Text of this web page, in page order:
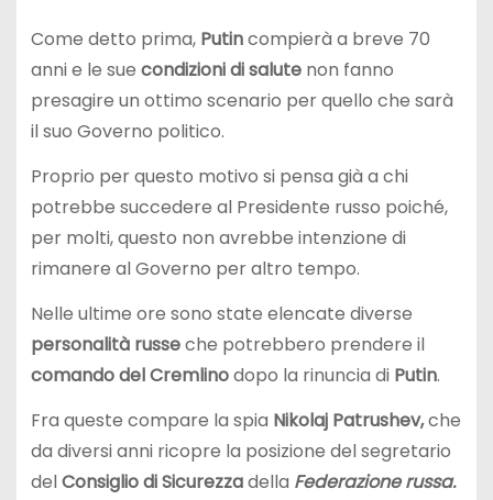
Come detto prima, Putincompierà a breve 70
anni e le sue condizioni di salutenon fanno
presagire un ottimo scenario per quello che sarà
il suo Governo politico.
Proprio per questo motivo si pensa già a chi
potrebbe succedere al Presidente russo poiché,
per molti, questo non avrebbe intenzione di
rimanere al Governo per altro tempo.
Nelle ultime ore sono state elencate diverse
personalità russeche potrebbero prendere il
comando del Cremlinodopo la rinuncia di Putin.
Fra queste compare la spia Nikolaj Patrushev,che
da diversi anni ricopre la posizione del segretario
delConsiglio di Sicurezzadella Federazione russa.